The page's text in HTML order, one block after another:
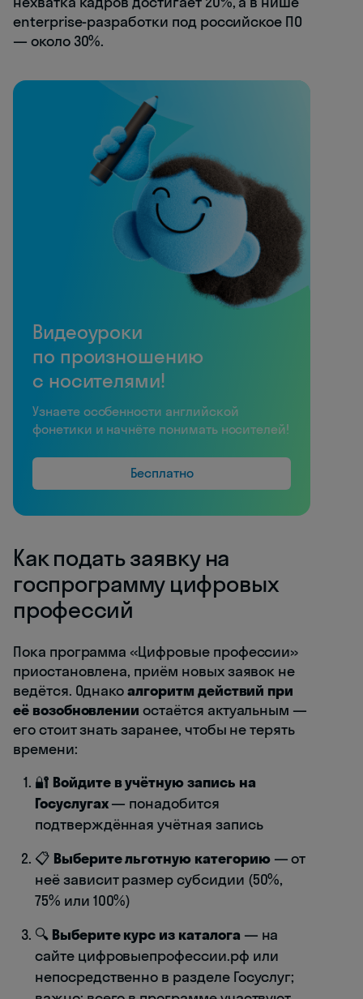
enterprise-разработки под российское ПО
— около 30%.
Видеоуроки
по произношению
с носителями!
Узнаете особенности английской
фонетики и начнёте понимать носителей!
Бесплатно
Как подать заявку на
госпрограмму цифровых
профессий
Пока программа «Цифровые профессии»
приостановлена, приём новых заявок не
ведётся. Однакоалгоритм действий при
её возобновлении остаётся актуальным —
его стоит знать заранее, чтобы не терять
времени:
🔐 Войдите в учётную запись на
Госуслугах— понадобится
подтверждённая учётная запись
📋 Выберите льготную категорию— от
неё зависит размер субсидии (50%,
75% или 100%)
🔍 Выберите курс из каталога — на
сайте цифровыепрофессии.рф или
непосредственно в разделе Госуслуг;